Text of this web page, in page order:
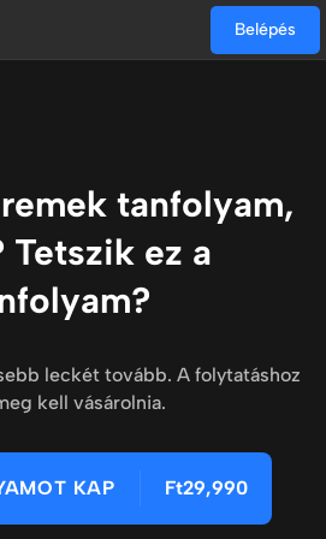
Belépés
tanfolyam,
Tetszik ez a
leckét tovább. A folytatáshoz
kell vásárolnia.
KAP Ft29,990